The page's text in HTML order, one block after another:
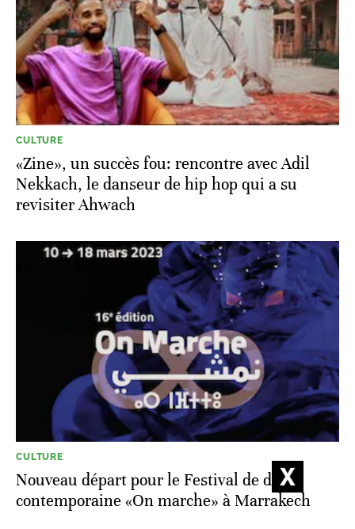
CULTURE
«Zine», un succès fou: rencontre avec Adil
Nekkach, le danseur de hip hop qui a su
revisiter Ahwach
CULTURE
Nouveau départ pour le Festival de danse
contemporaine «On marche» à Marrakech